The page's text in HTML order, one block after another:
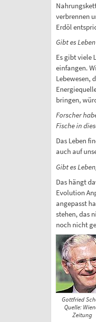
verbrennen
Erdöl
Gibt es
Es gibt viele
einfangen.
Lebewesen,
bringen,
Forscher
Fische in
Das Leben
auch auf
Gibt es
Das hängt
Evolution
angepasst
stehen, das
noch nicht
Gottfried
Quelle:
Zeitung